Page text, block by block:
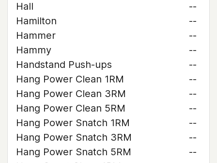
Hall
--
Hamilton
--
Hammer
--
Hammy
--
Handstand Push-ups
--
Hang Power Clean 1RM
--
Hang Power Clean 3RM
--
Hang Power Clean 5RM
--
Hang Power Snatch 1RM
--
Hang Power Snatch 3RM
--
Hang Power Snatch 5RM
--